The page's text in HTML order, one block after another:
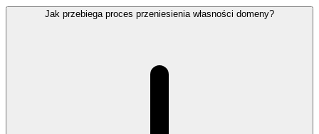
Jak przebiega proces przeniesienia własności domeny?